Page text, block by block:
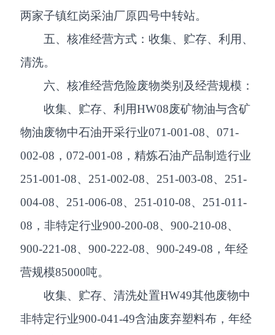
两家子镇红岗采油厂原四号中转站。
五、核准经营方式：收集、贮存、利用、
清洗。
六、核准经营危险废物类别及经营规模：
收集、贮存、利用HW08废矿物油与含矿
物油废物中石油开采行业071-001-08、071-
002-08，072-001-08，精炼石油产品制造行业
251-001-08、251-002-08、251-003-08、251-
004-08、251-006-08、251-010-08、251-011-
08，非特定行业900-200-08、900-210-08、
900-221-08、900-222-08、900-249-08，年经
营规模85000吨。
收集、贮存、清洗处置HW49其他废物中
非特定行业900-041-49含油废弃塑料布，年经